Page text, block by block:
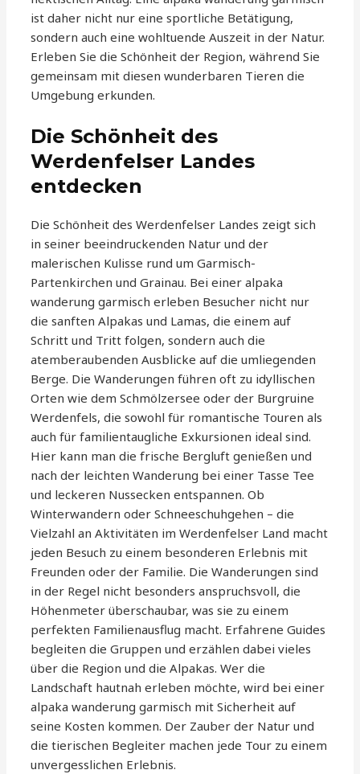
ist daher nicht nur eine sportliche Betätigung,
sondern auch eine wohltuende Auszeit in der Natur.
Erleben Sie die Schönheit der Region, während Sie
gemeinsam mit diesen wunderbaren Tieren die
Umgebung erkunden.
Die Schönheit des
Werdenfelser Landes
entdecken
Die Schönheit des Werdenfelser Landes zeigt sich
in seiner beeindruckenden Natur und der
malerischen Kulisse rund um Garmisch-
Partenkirchen und Grainau. Bei einer alpaka
wanderung garmisch erleben Besucher nicht nur
die sanften Alpakas und Lamas, die einem auf
Schritt und Tritt folgen, sondern auch die
atemberaubenden Ausblicke auf die umliegenden
Berge. Die Wanderungen führen oft zu idyllischen
Orten wie dem Schmölzersee oder der Burgruine
Werdenfels, die sowohl für romantische Touren als
auch für familientaugliche Exkursionen ideal sind.
Hier kann man die frische Bergluft genießen und
nach der leichten Wanderung bei einer Tasse Tee
und leckeren Nussecken entspannen. Ob
Winterwandern oder Schneeschuhgehen – die
Vielzahl an Aktivitäten im Werdenfelser Land macht
jeden Besuch zu einem besonderen Erlebnis mit
Freunden oder der Familie. Die Wanderungen sind
in der Regel nicht besonders anspruchsvoll, die
Höhenmeter überschaubar, was sie zu einem
perfekten Familienausflug macht. Erfahrene Guides
begleiten die Gruppen und erzählen dabei vieles
über die Region und die Alpakas. Wer die
Landschaft hautnah erleben möchte, wird bei einer
alpaka wanderung garmisch mit Sicherheit auf
seine Kosten kommen. Der Zauber der Natur und
die tierischen Begleiter machen jede Tour zu einem
unvergesslichen Erlebnis.